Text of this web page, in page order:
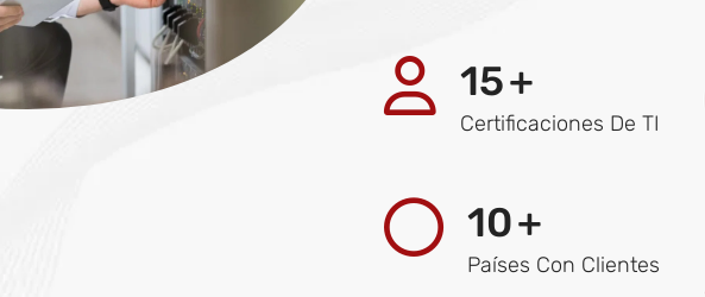
15+
Certificaciones De TI
10+
Países Con Clientes